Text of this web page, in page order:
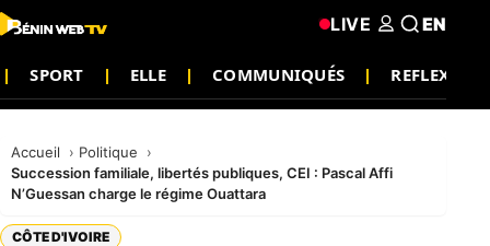
SPORT ELLE COMMUNIQUÉS
LIVE EN
Accueil
Politique
Succession familiale, libertés publiques, CEI : Pascal Affi
N’Guessan charge le régime Ouattara
CÔTE D'IVOIRE